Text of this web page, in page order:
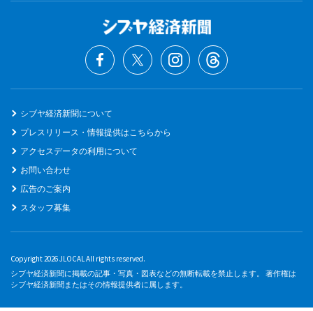
シブヤ経済新聞について
プレスリリース・情報提供はこちらから
アクセスデータの利用について
お問い合わせ
広告のご案内
スタッフ募集
Copyright 2026 JLOCAL All rights reserved.
シブヤ経済新聞に掲載の記事・写真・図表などの無断転載を禁止します。 著作権は
シブヤ経済新聞またはその情報提供者に属します。